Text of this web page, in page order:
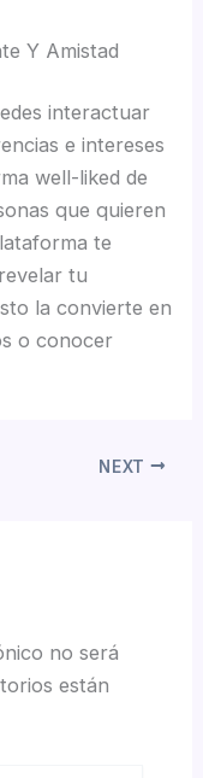
Y Amistad
interactuar
e intereses
well-liked de
que quieren
te
tu
la convierte en
o conocer
NEXT
no será
están